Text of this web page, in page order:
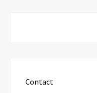
Contact